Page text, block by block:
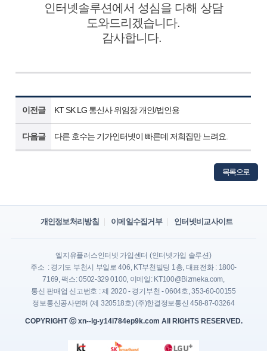
인터넷솔루션에서 성심을 다해 상담
도와드리겠습니다.
감사합니다.
이전글 KT SK LG 통신사 위임장 개인/법인용
다음글 다른 호수는 기가인터넷이 빠른데 저희집만 느려요.
목록으로
개인정보처리방침 이메일수집거부 인터넷비교사이트
엘지유플러스인터넷 가입센터 (인터넷가입 솔루션)
주소 : 경기도 부천시 부일로 406, KT부천빌딩 1층, 대표전화 : 1800-
7169, 팩스: 0502-329 0100, 이메일: KT100@Bizmeka.com,
통신 판매업 신고번호 : 제 2020 - 경기부천 - 0604호, 353-60-00155
정보통신공사면허 (제 320518호) (주)한결정보통신 458-87-03264
COPYRIGHT ⓒ xn--lg-y14i784ep9k.com All RIGHTS RESERVED.